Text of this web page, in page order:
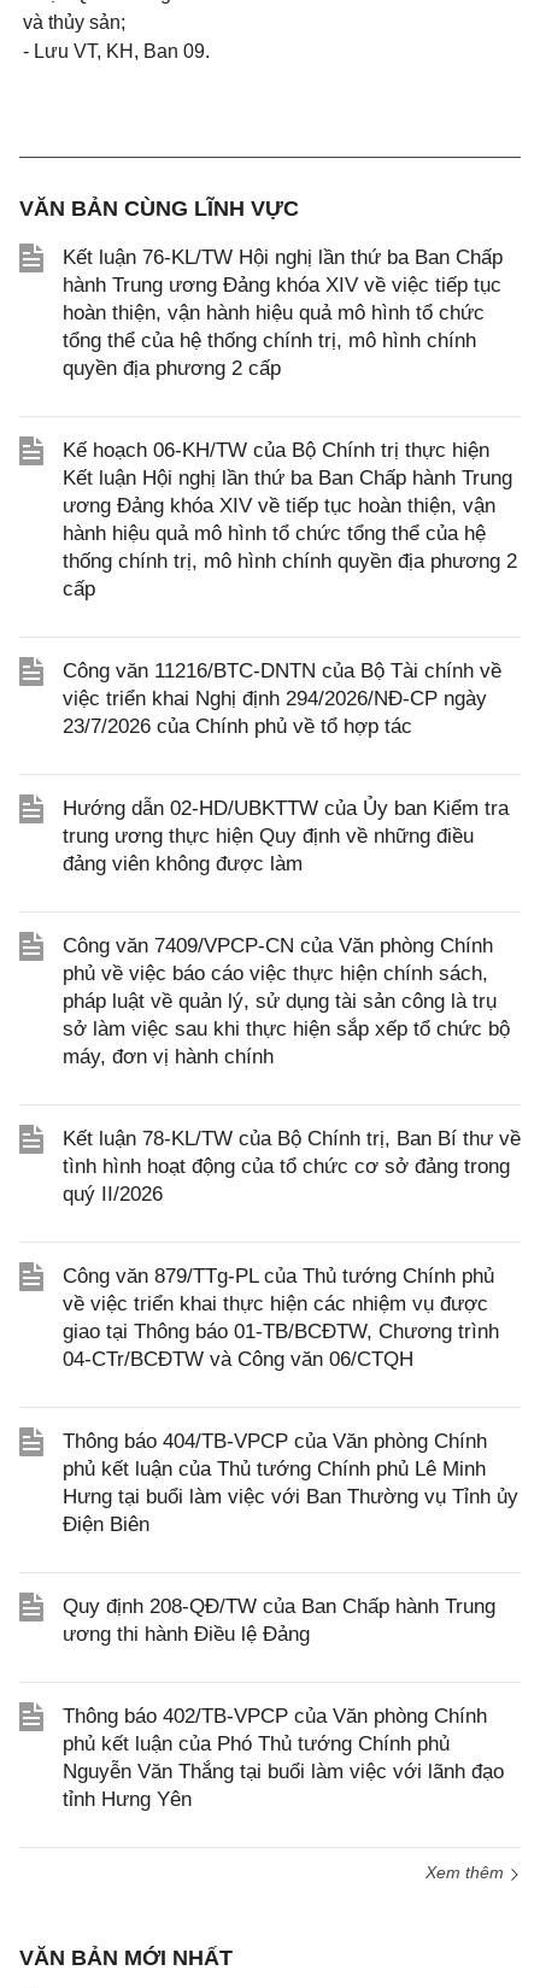
và thủy sản;
- Lưu VT, KH, Ban 09.
VĂN BẢN CÙNG LĨNH VỰC
Kết luận 76-KL/TW Hội nghị lần thứ ba Ban Chấp
hành Trung ương Đảng khóa XIV về việc tiếp tục
hoàn thiện, vận hành hiệu quả mô hình tổ chức
tổng thể của hệ thống chính trị, mô hình chính
quyền địa phương 2 cấp
Kế hoạch 06-KH/TW của Bộ Chính trị thực hiện
Kết luận Hội nghị lần thứ ba Ban Chấp hành Trung
ương Đảng khóa XIV về tiếp tục hoàn thiện, vận
hành hiệu quả mô hình tổ chức tổng thể của hệ
thống chính trị, mô hình chính quyền địa phương 2
cấp
Công văn 11216/BTC-DNTN của Bộ Tài chính về
việc triển khai Nghị định 294/2026/NĐ-CP ngày
23/7/2026 của Chính phủ về tổ hợp tác
Hướng dẫn 02-HD/UBKTTW của Ủy ban Kiểm tra
trung ương thực hiện Quy định về những điều
đảng viên không được làm
Công văn 7409/VPCP-CN của Văn phòng Chính
phủ về việc báo cáo việc thực hiện chính sách,
pháp luật về quản lý, sử dụng tài sản công là trụ
sở làm việc sau khi thực hiện sắp xếp tổ chức bộ
máy, đơn vị hành chính
Kết luận 78-KL/TW của Bộ Chính trị, Ban Bí thư về
tình hình hoạt động của tổ chức cơ sở đảng trong
quý II/2026
Công văn 879/TTg-PL của Thủ tướng Chính phủ
về việc triển khai thực hiện các nhiệm vụ được
giao tại Thông báo 01-TB/BCĐTW, Chương trình
04-CTr/BCĐTW và Công văn 06/CTQH
Thông báo 404/TB-VPCP của Văn phòng Chính
phủ kết luận của Thủ tướng Chính phủ Lê Minh
Hưng tại buổi làm việc với Ban Thường vụ Tỉnh ủy
Điện Biên
Quy định 208-QĐ/TW của Ban Chấp hành Trung
ương thi hành Điều lệ Đảng
Thông báo 402/TB-VPCP của Văn phòng Chính
phủ kết luận của Phó Thủ tướng Chính phủ
Nguyễn Văn Thắng tại buổi làm việc với lãnh đạo
tỉnh Hưng Yên
Xem thêm
VĂN BẢN MỚI NHẤT